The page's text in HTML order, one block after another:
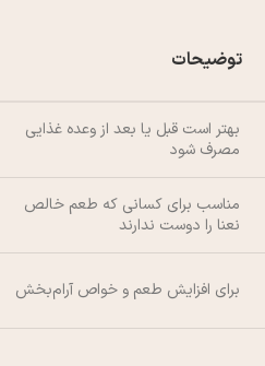
توضیحات
بهتر است قبل یا بعد از وعده غذایی
مصرف شود
مناسب برای کسانی که طعم خالص
نعنا را دوست ندارند
برای افزایش طعم و خواص آرام‌بخش